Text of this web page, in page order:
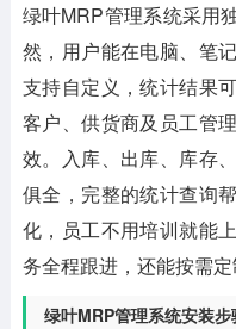
绿叶MRP管理系统采用
然，用户能在电脑、笔
支持自定义，统计结果
客户、供货商及员工管
效。入库、出库、库存
俱全，完整的统计查询
化，员工不用培训就能
务全程跟进，还能按需
绿叶MRP管理系统安装步